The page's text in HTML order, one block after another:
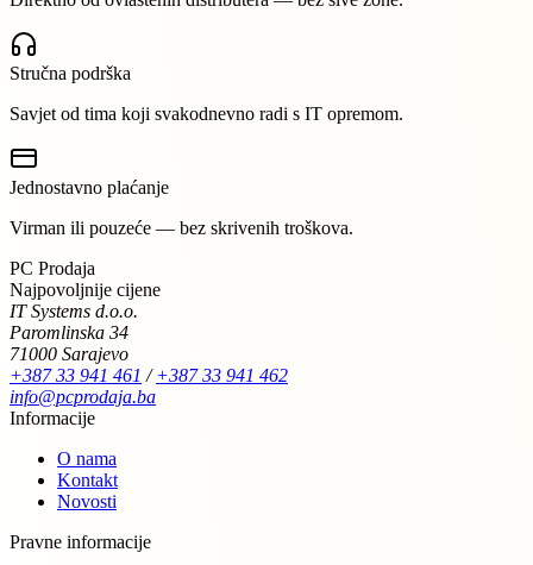
Stručna podrška
Savjet od tima koji svakodnevno radi s IT opremom.
Jednostavno plaćanje
Virman ili pouzeće — bez skrivenih troškova.
PC Prodaja
Najpovoljnije cijene
IT Systems d.o.o.
Paromlinska 34
71000 Sarajevo
+387 33 941 461 /+387 33 941 462
info@pcprodaja.ba
Informacije
O nama
Kontakt
Novosti
Pravne informacije